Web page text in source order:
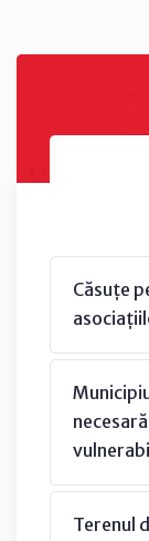
Căsuțe
Terenul